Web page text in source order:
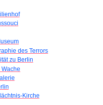
des Terrors
zu Berlin
Kirche